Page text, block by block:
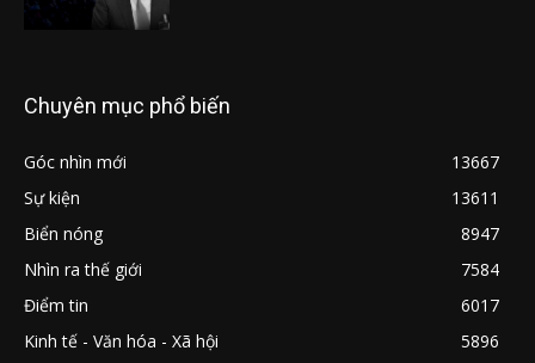
Chuyên mục phổ biến
Góc nhìn mới
13667
Sự kiện
13611
Biển nóng
8947
Nhìn ra thế giới
7584
Điểm tin
6017
Kinh tế - Văn hóa - Xã hội
5896